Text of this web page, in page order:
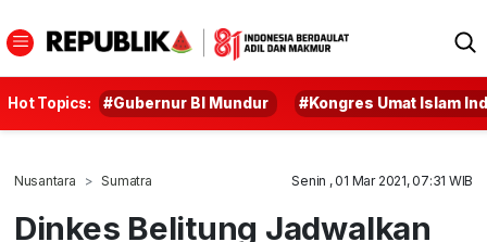
Hot Topics: #Gubernur BI Mundur #Kongres Umat Islam
Nusantara Sumatra Senin , 01 Mar 2021, 07:31 WIB
Dinkes Belitung Jadwalkan